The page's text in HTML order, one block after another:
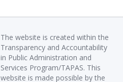
The website is created within the
Transparency and Accountability
in Public Administration and
Services Program/TAPAS. This
website is made possible by the